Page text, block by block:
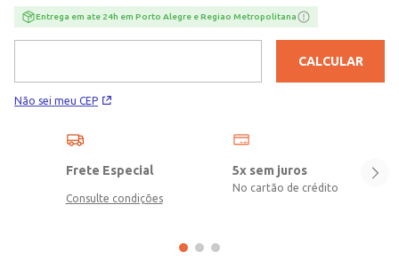
Entrega em ate 24h em Porto Alegre e Regiao Metropolitana
Não sei meu CEP
CALCULAR
Frete Especial
Consulte condições
5x sem juros
No cartão de crédito